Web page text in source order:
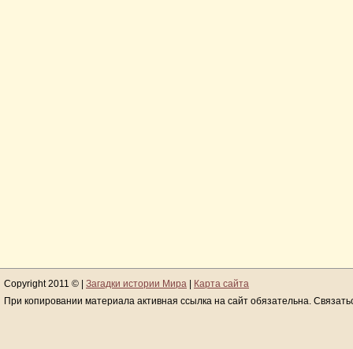
Copyright 2011 © | Загадки истории Мира
Карта сайта
При копировании материала активная ссылка на сайт обязательна.